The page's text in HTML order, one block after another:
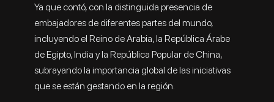
Ya que contó, con la distinguida presencia de
embajadores de diferentes partes del mundo,
incluyendo el Reino de Arabia, la República Árabe
de Egipto, India y la República Popular de China,
subrayando la importancia global de las iniciativas
que se están gestando en la región.